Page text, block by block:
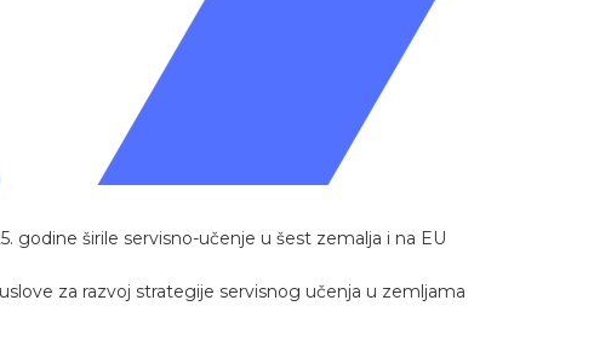
godine širile servisno-učenje u šest zemalja i na EU
za razvoj strategije servisnog učenja u zemljama